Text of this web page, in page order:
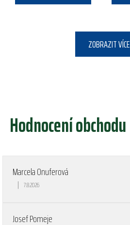
ZOBRAZIT VÍCE
Hodnocení obchodu
Marcela Onuferová
Hodnocení obchodu je 5 z 5 hvězdiček.
| 7.8.2026
Josef Pomeje